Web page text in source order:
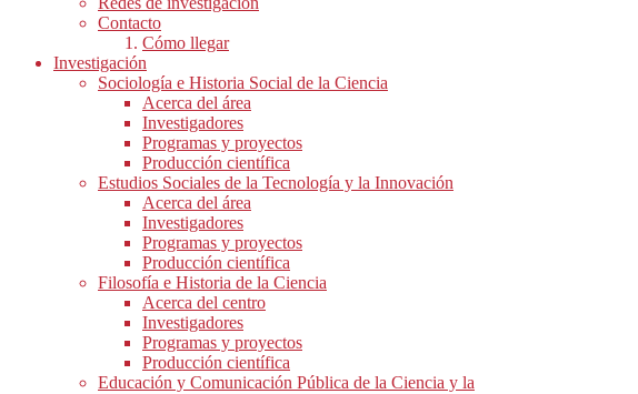
Contacto
Cómo llegar
Investigación
Sociología e Historia Social de la Ciencia
Acerca del área
Investigadores
Programas y proyectos
Producción científica
Estudios Sociales de la Tecnología y la Innovación
Acerca del área
Investigadores
Programas y proyectos
Producción científica
Filosofía e Historia de la Ciencia
Acerca del centro
Investigadores
Programas y proyectos
Producción científica
Educación y Comunicación Pública de la Ciencia y la